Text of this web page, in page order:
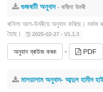
গুজৰাটী অনুবাদ- ৰাবীলা উমৰী
ৰাবিলা আল-উমৰীয়ে অনুবাদ কৰিছে। মৰ্কজ
হৈছে।
2025-02-27 - V1.1.3
অনুবাদ ব্ৰাউজ কৰক - PDF
মালয়ালাম অনুবাদ- আব্দুল হামীদ